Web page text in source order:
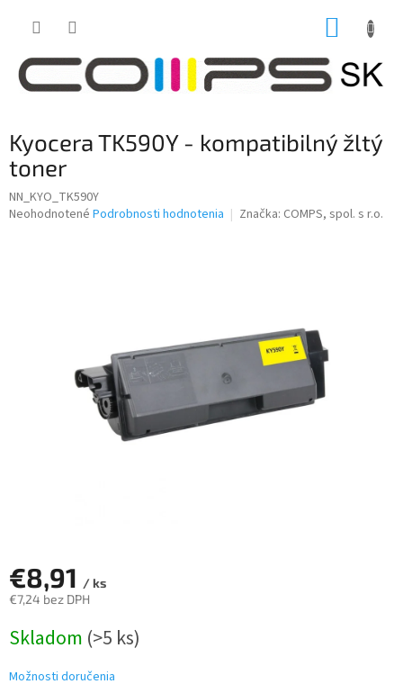
Kyocera TK590Y - kompatibilný žltý
toner
NN_KYO_TK590Y
Priemerné
Neohodnotené Podrobnosti hodnotenia Značka: COMPS, spol. s r.o.
€8,91 / ks
€7,24 bez DPH
cena:
Skladom (>5 ks)
Možnosti doručenia